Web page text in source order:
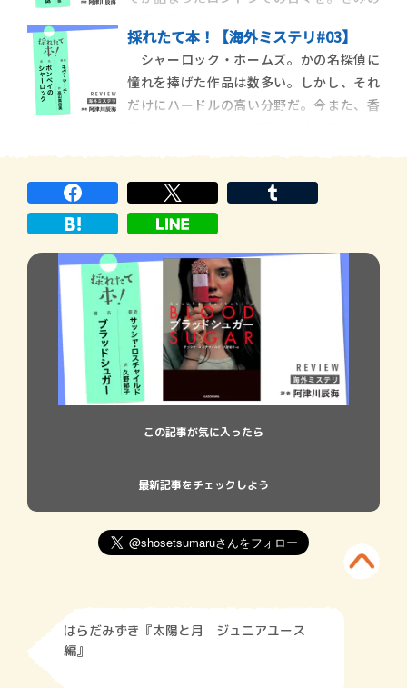
ジを開けば、十二歳の少年、テッドはユー
モラスに語り始める。シヴォーン・ダウド
『ロンドン・アイの謎』（東京創元社）
は、子供の視線から見た瑞々しい景色と、
採れたて本！【海外ミステリ#03】
シャーロック・ホームズ。かの名探偵に
憧れを捧げた作品は数多い。しかし、それ
だけにハードルの高い分野だ。今また、香
ク・ホームズ 神探福邇の事件簿』、ホー
ムズの事件と香港の時代性をクロスさせ
て、原典を一風変わっ
この記事が気に入ったら
最新記事をチェックしよう
はらだみずき『太陽と月 ジュニアユース
編』